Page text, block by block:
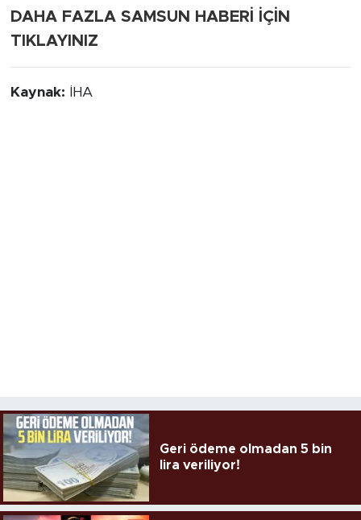
DAHA FAZLA SAMSUN HABERİ İÇİN
TIKLAYINIZ
Kaynak: İHA
Geri ödeme olmadan 5 bin
lira veriliyor!